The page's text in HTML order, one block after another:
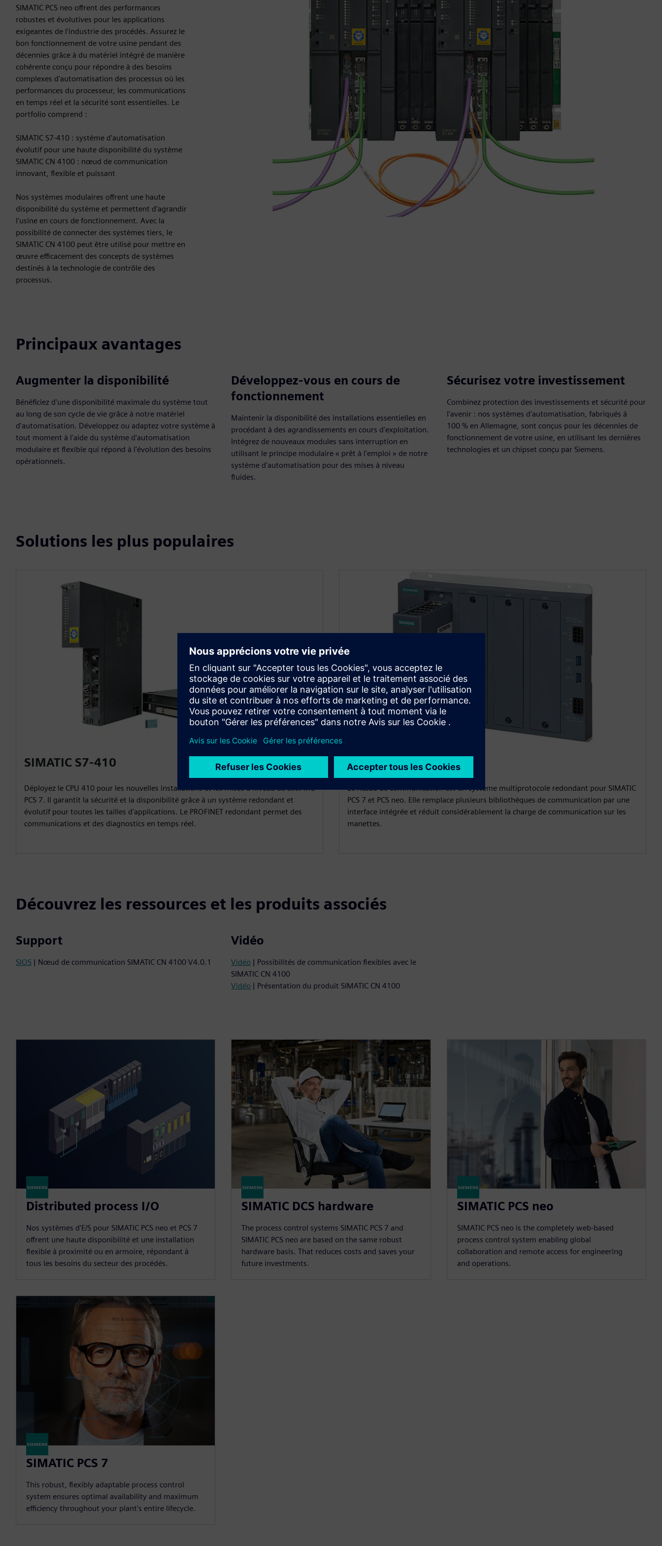
SIMATIC PCS neo offrent des performances
robustes et évolutives pour les applications
exigeantes de l'industrie des procédés. Assurez le
bon fonctionnement de votre usine pendant des
décennies grâce à du matériel intégré de manière
cohérente conçu pour répondre à des besoins
complexes d'automatisation des processus où les
performances du processeur, les communications
en temps réel et la sécurité sont essentielles. Le
portfolio comprend :
SIMATIC S7-410 : système d'automatisation
évolutif pour une haute disponibilité du système
SIMATIC CN 4100 : nœud de communication
innovant, flexible et puissant
Nos systèmes modulaires offrent une haute
disponibilité du système et permettent d'agrandir
l'usine en cours de fonctionnement. Avec la
possibilité de connecter des systèmes tiers, le
SIMATIC CN 4100 peut être utilisé pour mettre en
œuvre efficacement des concepts de systèmes
destinés à la technologie de contrôle des
processus.
Principaux avantages
Augmenter la disponibilité
Bénéficiez d'une disponibilité maximale du système tout
au long de son cycle de vie grâce à notre matériel
d'automatisation. Développez ou adaptez votre système à
tout moment à l'aide du système d'automatisation
modulaire et flexible qui répond à l'évolution des besoins
opérationnels.
Développez-vous en cours de
fonctionnement
Maintenir la disponibilité des installations essentielles en
procédant à des agrandissements en cours d'exploitation.
Intégrez de nouveaux modules sans interruption en
utilisant le principe modulaire « prêt à l'emploi » de notre
système d'automatisation pour des mises à niveau
fluides.
Sécurisez votre investissement
Combinez protection des investissements et sécurité pour
l'avenir : nos systèmes d'automatisation, fabriqués à
100 % en Allemagne, sont conçus pour les décennies de
fonctionnement de votre usine, en utilisant les dernières
technologies et un chipset conçu par Siemens.
Solutions les plus populaires
SIMATIC S7-410
Déployez le CPU 410 pour les nouvelles installations et les mises à niveau de SIMATIC
PCS 7. Il garantit la sécurité et la disponibilité grâce à un système redondant et
évolutif pour toutes les tailles d'applications. Le PROFINET redondant permet des
communications et des diagnostics en temps réel.
SIMATIC CN 4100
Le nœud de communication est un système multiprotocole redondant pour SIMATIC
PCS 7 et PCS neo. Elle remplace plusieurs bibliothèques de communication par une
interface intégrée et réduit considérablement la charge de communication sur les
manettes.
Découvrez les ressources et les produits associés
Support
SIOS | Nœud de communication SIMATIC CN 4100 V4.0.1
Vidéo
Vidéo | Possibilités de communication flexibles avec le
SIMATIC CN 4100
Vidéo | Présentation du produit SIMATIC CN 4100
Distributed process I/O
Nos systèmes d'E/S pour SIMATIC PCS neo et PCS 7
offrent une haute disponibilité et une installation
flexible à proximité ou en armoire, répondant à
tous les besoins du secteur des procédés.
SIMATIC DCS hardware
The process control systems SIMATIC PCS 7 and
SIMATIC PCS neo are based on the same robust
hardware basis. That reduces costs and saves your
future investments.
SIMATIC PCS neo
SIMATIC PCS neo is the completely web-based
process control system enabling global
collaboration and remote access for engineering
and operations.
SIMATIC PCS 7
This robust, flexibly adaptable process control
system ensures optimal availability and maximum
efficiency throughout your plant's entire lifecycle.